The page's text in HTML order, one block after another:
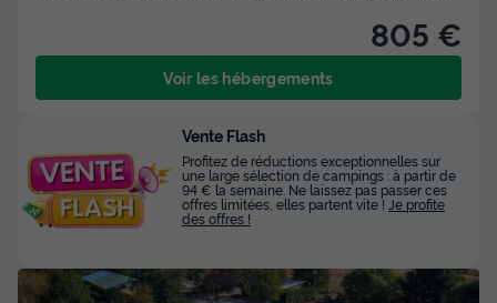
805 €
Voir les hébergements
Vente Flash
Profitez de réductions exceptionnelles sur
une large sélection de campings : à partir de
94 € la semaine. Ne laissez pas passer ces
offres limitées, elles partent vite ! Je profite
des offres !